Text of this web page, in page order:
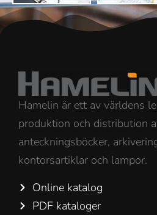
Hamelin är ett av världens
produktion och distribution
anteckningsböcker,
kontorsartiklar och lampor.
Online katalog
PDF kataloger